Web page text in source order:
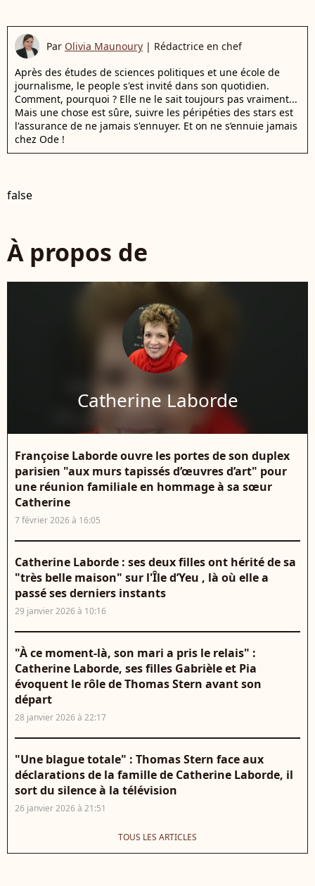
Par Olivia Maunoury | Rédactrice en chef
Après des études de sciences politiques et une école de
journalisme, le people s'est invité dans son quotidien.
Comment, pourquoi ? Elle ne le sait toujours pas vraiment...
Mais une chose est sûre, suivre les péripéties des stars est
l'assurance de ne jamais s'ennuyer. Et on ne s’ennuie jamais
chez Ode !
false
À propos de
Catherine Laborde
Françoise Laborde ouvre les portes de son duplex
parisien "aux murs tapissés d’œuvres d’art" pour
une réunion familiale en hommage à sa sœur
Catherine
7 février 2026 à 16:05
Catherine Laborde : ses deux filles ont hérité de sa
"très belle maison" sur l'Île d’Yeu , là où elle a
passé ses derniers instants
29 janvier 2026 à 10:16
"À ce moment-là, son mari a pris le relais" :
Catherine Laborde, ses filles Gabrièle et Pia
évoquent le rôle de Thomas Stern avant son
départ
28 janvier 2026 à 22:17
"Une blague totale" : Thomas Stern face aux
déclarations de la famille de Catherine Laborde, il
sort du silence à la télévision
26 janvier 2026 à 21:51
TOUS LES ARTICLES